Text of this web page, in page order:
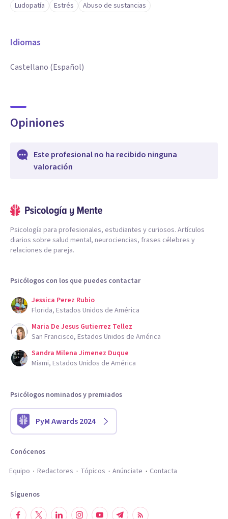
Ludopatía
Estrés Abuso de sustancias
Idiomas
Castellano (Español)
Opiniones
Este profesional no ha recibido ninguna
valoración
Psicología para profesionales, estudiantes y curiosos. Artículos
diarios sobre salud mental, neurociencias, frases célebres y
relaciones de pareja.
Psicólogos con los que puedes contactar
Jessica Perez Rubio
Florida, Estados Unidos de América
Maria De Jesus Gutierrez Tellez
San Francisco, Estados Unidos de América
Sandra Milena Jimenez Duque
Miami, Estados Unidos de América
Psicólogos nominados y premiados
PyM Awards 2024
Conócenos
Equipo
Redactores Tópicos Anúnciate Contacta
Síguenos